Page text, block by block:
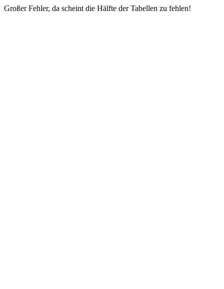
Großer Fehler, da scheint die Hälfte der Tabellen zu fehlen!